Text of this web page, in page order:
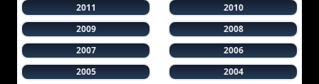
2011
2010
2009
2008
2007
2006
2005
2004